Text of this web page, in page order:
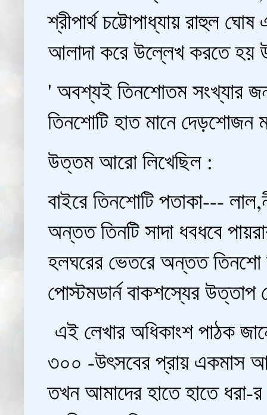
শ্রীপার্থ চট্টোপাধ্যায় রাহুল
আলাদা করে উল্লেখ করতে হয়
' অবশ্যই তিনশোতম সংখ্যার
তিনশোটি হাত মানে দেড়শোজন
উত্তম আরো লিখেছিল :
বাইরে তিনশোটি পতাকা---
অন্তত তিনটি সাদা ধবধবে
হলঘরের ভেতরে অন্তত তিনশো
পোস্টমডার্ন বাকশস্যের উত্তাপ
এই লেখার অধিকাংশ পাঠক
৩০০ -উৎসবের প্রায় একমাস
তখন আমাদের হাতে হাতে